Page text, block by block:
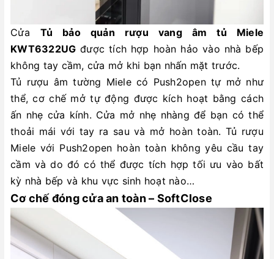
Cửa Tủ bảo quản rượu vang âm tủ Miele
KWT6322UG được tích hợp hoàn hảo vào nhà bếp
không tay cầm, cửa mở khi bạn nhấn mặt trước.
Tủ rượu âm tường Miele có Push2open tự mở như
thể, cơ chế mở tự động được kích hoạt bằng cách
ấn nhẹ cửa kính. Cửa mở nhẹ nhàng để bạn có thể
thoải mái với tay ra sau và mở hoàn toàn. Tủ rượu
Miele với Push2open hoàn toàn không yêu cầu tay
cầm và do đó có thể được tích hợp tối ưu vào bất
kỳ nhà bếp và khu vực sinh hoạt nào…
Cơ chế đóng cửa an toàn – SoftClose